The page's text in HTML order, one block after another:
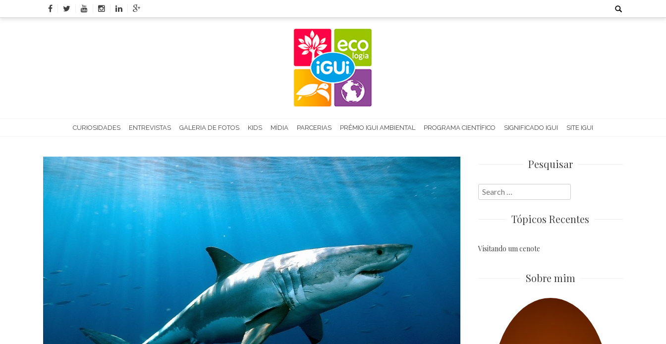
to
Search
for:
CURIOSIDADES ENTREVISTAS GALERIA DE FOTOS KIDS MÍDIA PARCERIAS PRÊMIO IGUI AMBIENTAL PROGRAMA CIENTÍFICO SIGNIFICADO IGUI SITE IGUI
Pesquisar
Search
for:
Tópicos Recentes
Visitando um cenote
Sobre mim